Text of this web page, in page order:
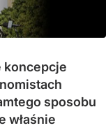
koncepcje
sposobu
właśnie